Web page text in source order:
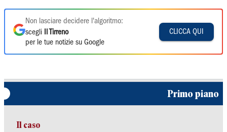
Non lasciare decidere l'algoritmo:
scegli
Il Tirreno
per le tue notizie su Google
CLICCA QUI
Primo piano
Il caso